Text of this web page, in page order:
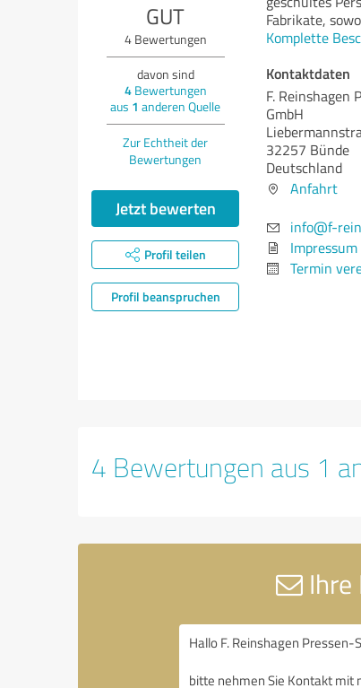
GUT
4Bewertungen
davon sind
4Bewertungen
aus 1 anderen Quelle
Zur Echtheit der
Bewertungen
Jetzt bewerten
Profil teilen
Profil beanspruchen
Fabrikate,
Komplette
Kontaktdaten
F. Reinshagen
GmbH
32257 Bünde
Deutschland
Anfahrt
info@f-
Impressum
Termin
4 Bewertungen aus 1
Ihre